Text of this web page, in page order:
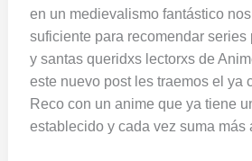
en un medievalismo fantástico
suficiente para recomendar series
y santas queridxs lectorxs de
este nuevo post les traemos el ya
Reco con un anime que ya tiene
establecido y cada vez suma más